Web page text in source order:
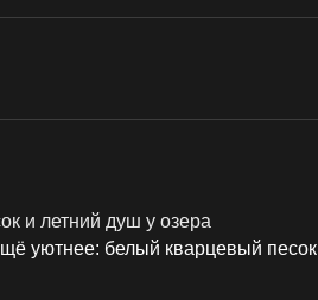
уютнее: белый кварцевый песок